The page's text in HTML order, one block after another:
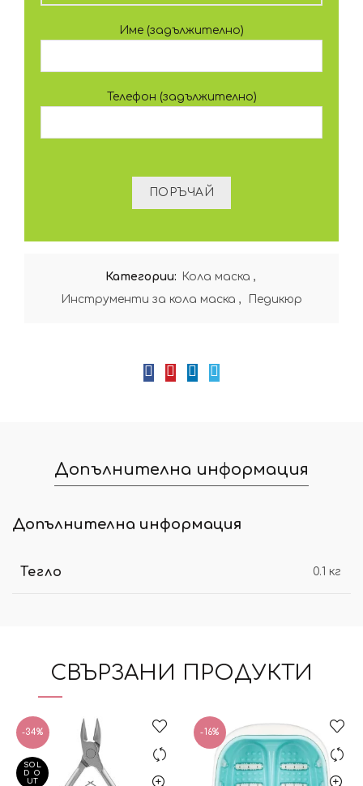
Име (задължително)
Телефон (задължително)
Категории: Кола маска ,
Инструменти за кола маска , Педикюр
Допълнителна информация
Допълнителна информация
Тегло 0.1 кг
СВЪРЗАНИ ПРОДУКТИ
-34%
SOL
D O
UT
-16%